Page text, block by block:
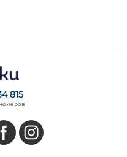
815